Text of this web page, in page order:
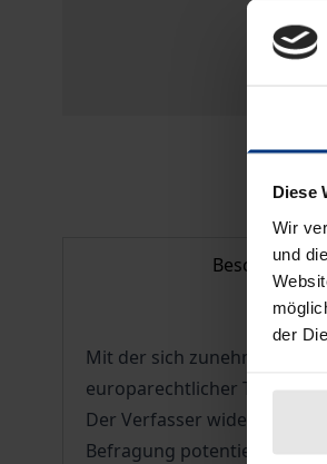
Diese
Wir
und
der
Beschreibung
Mit der sich zunehmend
europarechtlicher
Der Verfasser widerlegt die
Befragung potentieller